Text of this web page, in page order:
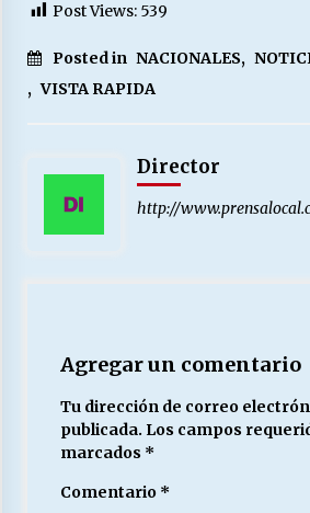
Post Views: 539
Posted in NACIONALES,
, VISTA RAPIDA
Director
http://
Agregar un comentario
Tu dirección de correo
publicada. Los campos
marcados *
Comentario *